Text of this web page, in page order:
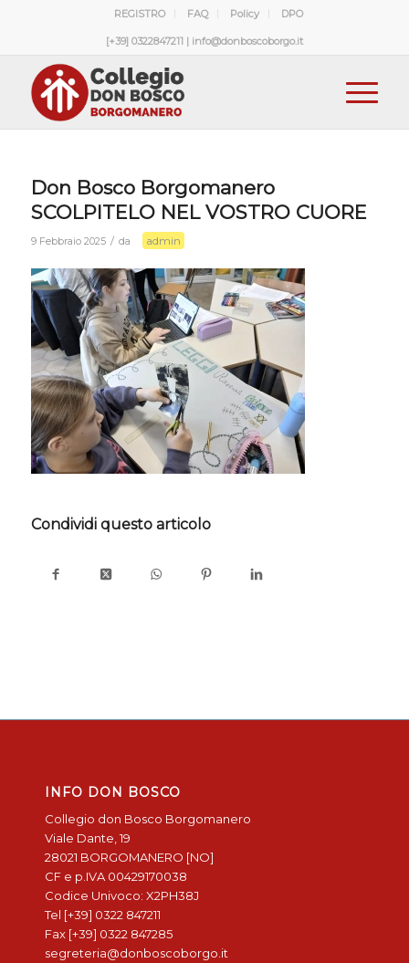
REGISTRO FAQ Policy DPO
[+39] 0322847211 | info@donboscoborgo.it
Don Bosco Borgomanero
SCOLPITELO NEL VOSTRO CUORE
9 Febbraio 2025 / da admin
Condividi questo articolo
INFO DON BOSCO
Collegio don Bosco Borgomanero
Viale Dante, 19
28021 BORGOMANERO [NO]
CF e p.IVA 00429170038
Codice Univoco: X2PH38J
Tel [+39] 0322 847211
Fax [+39] 0322 847285
segreteria@donboscoborgo.it